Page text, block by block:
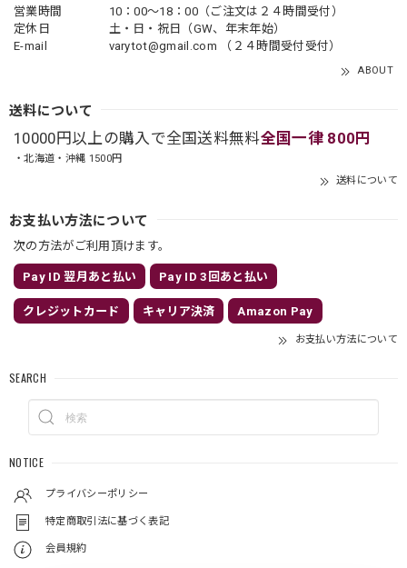
営業時間
10：00〜18：00（ご注文は２４時間受付）
定休日
土・日・祝日（GW、年末年始）
E-mail
varytot@gmail.com （２４時間受付受付）
ABOUT
送料について
10000円以上の購入で全国送料無料全国一律 800円
・北海道・沖縄 1500円
送料について
お支払い方法について
次の方法がご利用頂けます。
Pay ID 翌月あと払い Pay ID 3回あと払い
クレジットカード キャリア決済 Amazon Pay
お支払い方法について
SEARCH
NOTICE
プライバシーポリシー
特定商取引法に基づく表記
会員規約